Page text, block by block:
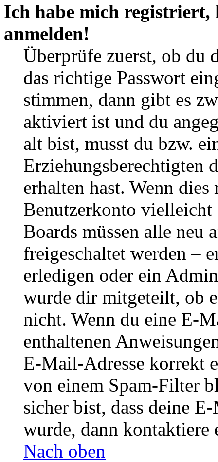
Ich habe mich
anmelden!
Überprüfe zuerst, ob du
das richtige Passwort
stimmen, dann gibt es
aktiviert ist und du
alt bist, musst du bzw.
Erziehungsberechtigten
erhalten hast. Wenn
Benutzerkonto
Boards müssen alle neu
freigeschaltet werden –
erledigen oder ein
wurde dir mitgeteilt, ob
nicht. Wenn du eine E-
enthaltenen
E-Mail-Adresse korrekt
von einem Spam-Filter
sicher bist, dass deine
wurde, dann kontaktiere
Nach oben